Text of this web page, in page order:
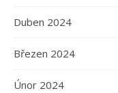
Duben 2024
Březen 2024
Únor 2024